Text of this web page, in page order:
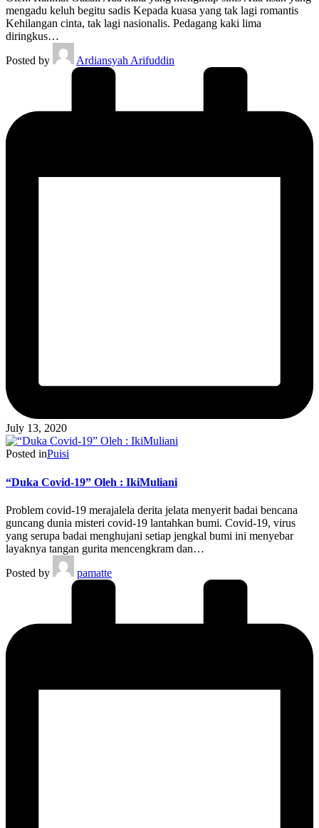
mengadu keluh begitu sadis Kepada kuasa yang tak lagi romantis
Kehilangan cinta, tak lagi nasionalis. Pedagang kaki lima
diringkus…
Posted by
Ardiansyah Arifuddin
July 13, 2020
Posted inPuisi
“Duka Covid-19” Oleh : IkiMuliani
Problem covid-19 merajalela derita jelata menyerit badai bencana
guncang dunia misteri covid-19 lantahkan bumi. Covid-19, virus
yang serupa badai menghujani setiap jengkal bumi ini menyebar
layaknya tangan gurita mencengkram dan…
Posted by
pamatte